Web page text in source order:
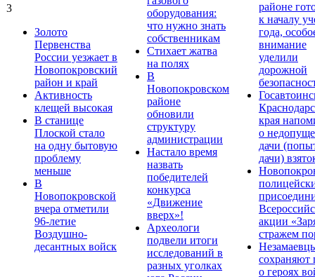
3
Золото
Первенства
России уезжает в
Новопокровский
район и край
Активность
клещей высокая
В станице
Плоской стало
на одну бытовую
проблему
меньше
В
Новопокровской
вчера отметили
96-летие
Воздушно-
десантных войск
оборудования:
что нужно знать
собственникам
Стихает жатва
на полях
В
Новопокровском
районе
обновили
структуру
администрации
Настало время
назвать
победителей
конкурса
«Движение
вверх»!
Археологи
подвели итоги
исследований в
разных уголках
районе
к началу
года,
внимание
уделили
дорожной
края
о
дачи
дачи)
акции
стражем
сохраняют
о героях